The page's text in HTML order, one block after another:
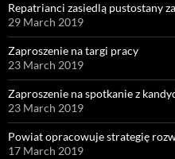
Repatrianci zasiedlą pustostany
29 March 2019
Zaproszenie na targi pracy
23 March 2019
Zaproszenie na spotkanie z
23 March 2019
Powiat opracowuje strategię
17 March 2019